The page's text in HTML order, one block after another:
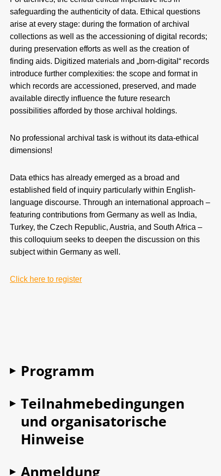
safeguarding the authenticity of data. Ethical questions
arise at every stage: during the formation of archival
collections as well as the accessioning of digital records;
during preservation efforts as well as the creation of
finding aids. Digitized materials and „born-digital“ records
introduce further complexities: the scope and format in
which records are accessioned, preserved, and made
available directly influence the future research
possibilities afforded by those archival holdings.
No professional archival task is without its data-ethical
dimensions!
Data ethics has already emerged as a broad and
established field of inquiry particularly within English-
language discourse. Through an international approach –
featuring contributions from Germany as well as India,
Turkey, the Czech Republic, Austria, and South Africa –
this colloquium seeks to deepen the discussion on this
subject within Germany as well.
Click here to register
▶ Programm
▶ Teilnahmebedingungen
und organisatorische
Hinweise
▶ Anmeldung